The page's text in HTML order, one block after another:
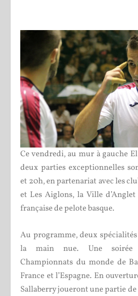
Ce vendredi, au mur à gauche
deux parties exceptionnelles
et 20h, en partenariat avec les
et Les Aiglons, la Ville
française de pelote basque.
Au programme, deux
la main nue. Une soirée
Championnats du monde de
France et l’Espagne. En
Sallaberry joueront une partie